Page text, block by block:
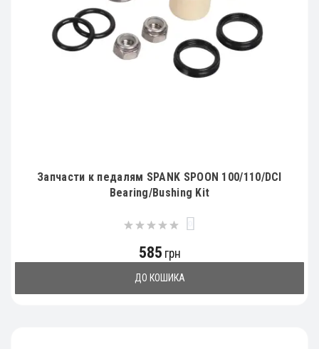
Запчасти к педалям SPANK SPOON 100/110/DCl
Bearing/Bushing Kit
585 грн
ДО КОШИКА